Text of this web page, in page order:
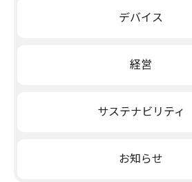
デバイス
経営
サステナビリティ
お知らせ